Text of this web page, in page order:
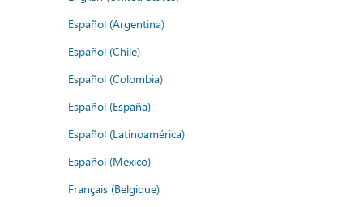
Español (Argentina)
Español (Chile)
Español (Colombia)
Español (España)
Español (Latinoamérica)
Español (México)
Français (Belgique)